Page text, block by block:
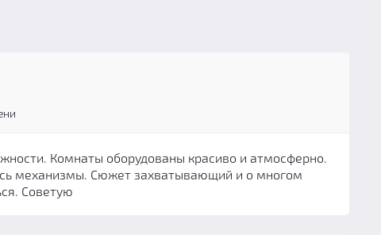
Комнаты оборудованы красиво и атмосферно.
механизмы. Сюжет захватывающий и о многом
Советую